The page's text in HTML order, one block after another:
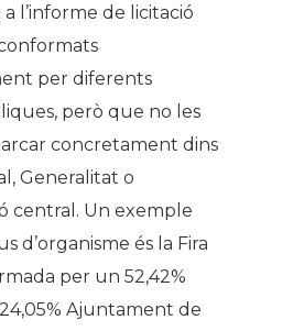
a l’informe de licitació
per diferents
però que no les
concretament dins
Generalitat o
central. Un exemple
d’organisme és la Fira
per un 52,42%
Ajuntament de